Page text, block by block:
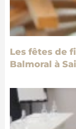
Les fêtes de
Balmoral à